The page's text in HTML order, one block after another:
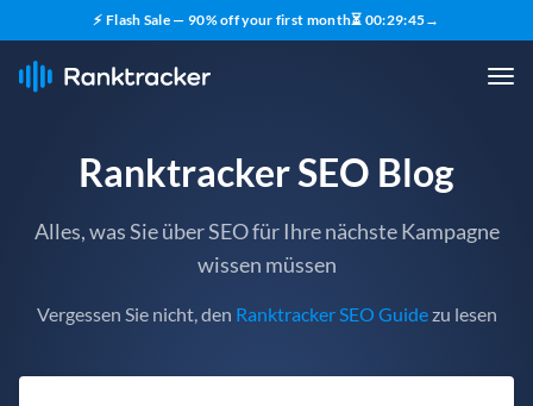
⚡ Flash Sale — 90% off your first month⏳ 00:29:44→
Ranktracker SEO Blog
Alles, was Sie über SEO für Ihre nächste Kampagne
wissen müssen
Vergessen Sie nicht, den Ranktracker SEO Guidezu lesen